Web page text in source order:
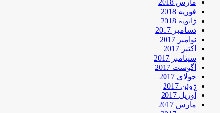
مارس 2018
فوریه 2018
ژانویه 2018
دسامبر 2017
نوامبر 2017
اکتبر 2017
سپتامبر 2017
آگوست 2017
جولای 2017
ژوئن 2017
آوریل 2017
مارس 2017